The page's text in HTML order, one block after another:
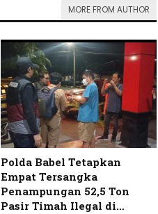
MORE FROM AUTHOR
Polda Babel Tetapkan
Empat Tersangka
Penampungan 52,5 Ton
Pasir Timah Ilegal di…